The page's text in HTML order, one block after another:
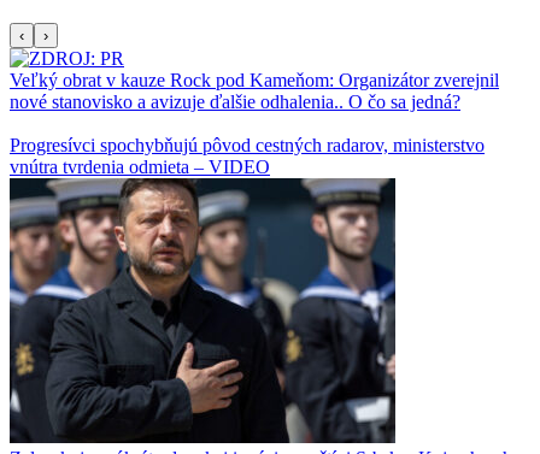
‹ ›
Veľký obrat v kauze Rock pod Kameňom: Organizátor zverejnil
nové stanovisko a avizuje ďalšie odhalenia.. O čo sa jedná?
Progresívci spochybňujú pôvod cestných radarov, ministerstvo
vnútra tvrdenia odmieta – VIDEO